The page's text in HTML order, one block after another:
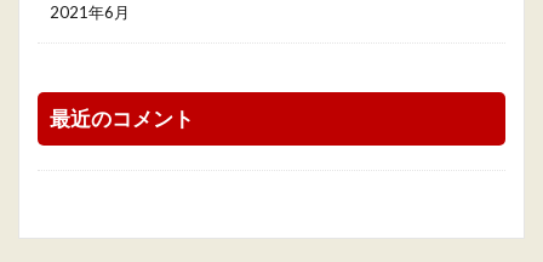
2021年6月
最近のコメント